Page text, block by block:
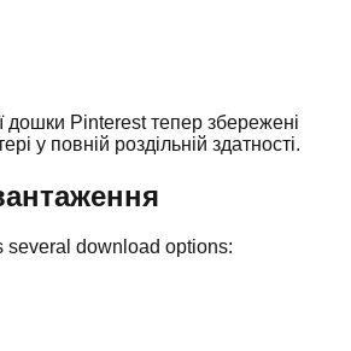
Pinterest тепер збережені
у повній роздільній здатності.
several download options: